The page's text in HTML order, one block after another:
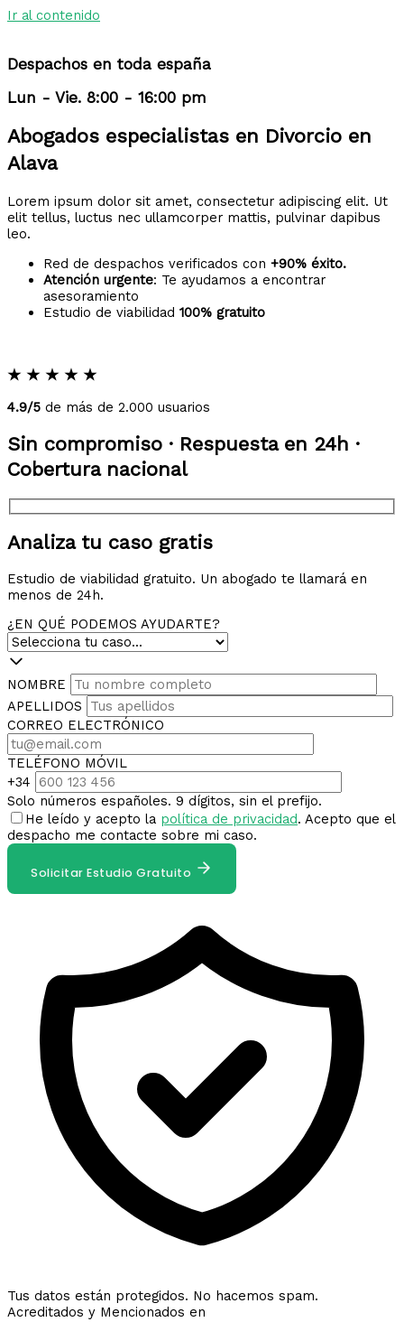
Ir al contenido
Despachos en toda españa
Lun - Vie. 8:00 - 16:00 pm
Abogados especialistas en Divorcio en
Alava
Lorem ipsum dolor sit amet, consectetur adipiscing elit. Ut
elit tellus, luctus nec ullamcorper mattis, pulvinar dapibus
leo.
Red de despachos verificados con +90% éxito.
Atención urgente: Te ayudamos a encontrar
asesoramiento
Estudio de viabilidad 100% gratuito
★ ★ ★ ★ ★
4.9/5 de más de 2.000 usuarios
Sin compromiso · Respuesta en 24h ·
Cobertura nacional
Analiza tu caso gratis
Estudio de viabilidad gratuito. Un abogado te llamará en
menos de 24h.
¿EN QUÉ PODEMOS AYUDARTE?
NOMBRE
APELLIDOS
CORREO ELECTRÓNICO
TELÉFONO MÓVIL
+34
Solo números españoles. 9 dígitos, sin el prefijo.
He leído y acepto la política de privacidad. Acepto que el
despacho me contacte sobre mi caso.
Solicitar Estudio Gratuito
Tus datos están protegidos. No hacemos spam.
Acreditados y Mencionados en